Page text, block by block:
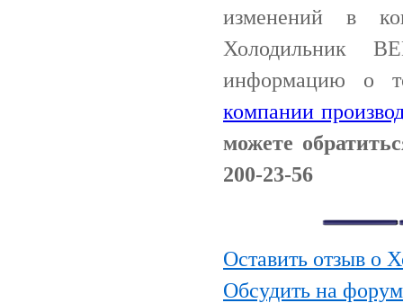
изменений в
Холодильник
информацию о
компании
можете
200-23-56
Оставить отзыв о
Обсудить на